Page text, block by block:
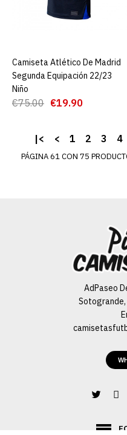
AGREGAR AL CARRO
Camiseta Atlético De Madrid
Segunda Equipación 22/23
Niño
€75.00 €19.90
|< < 1 2 3 4
PÁGINA 61 CON 75
AdPaseo
Sotogrande,